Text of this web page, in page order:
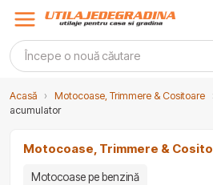
Acasă › Motocoase, Trimmere & Cositoare
acumulator
Motocoase, Trimmere &
Motocoase pe benzină